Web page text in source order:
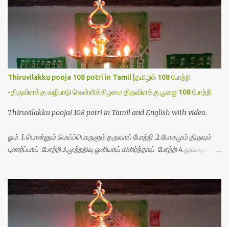
Thiruvilakku pooja 108 potri in Tamil |தமிழில் 108 போற்றி
-திருவிளக்கு வழிபாடு வெள்ளிக்கிழமை திருவிளக்கு பூஜை 108 போற்றி
Thiruvilakku poojai 108 potri in Tamil and English with video.
ஓம் 1.பொன்னும் மெய்ப்பொருளும் தருவாய் போற்றி 2.போகமும் திருவும்
புணர்ப்பாய் போற்றி 3.முற்றறிவு ஒளியாய் மிளிர்ந்தாய் போற்றி 4.மூவுலகும்
8.பிறர்வயமாகா பெரியோய் போற்றி 9.பேரின்பப் பெருக்காய் பொலிந்தாய்
போற்றி 10.பேரருட்கடலாம் பேரரு...